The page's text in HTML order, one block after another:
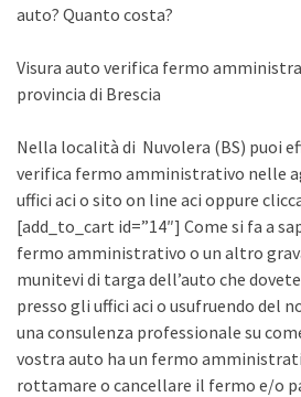
auto? Quanto costa?
Visura auto verifica fermo
provincia di Brescia
Nella località di Nuvolera (BS) puoi
verifica fermo amministrativo nelle
uffici aci o sito on line aci oppure
[add_to_cart id=”14″] Come si fa a
fermo amministrativo o un altro
munitevi di targa dell’auto che
presso gli uffici aci o usufruendo del
una consulenza professionale su
vostra auto ha un fermo
rottamare o cancellare il fermo e/o